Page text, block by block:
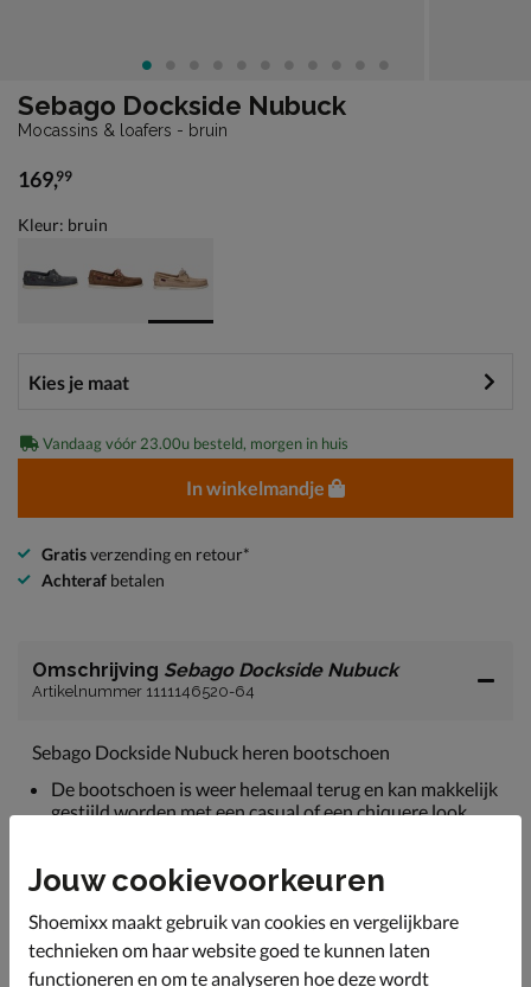
Sebago Dockside Nubuck
Mocassins & loafers - bruin
€ 169,99
169,99
Kleur: bruin
Vandaag vóór 23.00u besteld, morgen in huis
In winkelmandje
Gratisverzending en retour*
Achteraf betalen
Omschrijving Sebago Dockside Nubuck
Artikelnummer 1111146520-64
Sebago Dockside Nubuck heren bootschoen
De bootschoen is weer helemaal terug en kan makkelijk
gestijld worden met een casual of een chiquere look.
met dragen naar de voet en neemt de ideale pasvorm
aan.
Gevoerd met suède. Deze leersoort heeft een goed
ademend vermogen en is hierdoor bevorderend voor
het voetklimaat.
Jouw cookievoorkeuren
Shoemixx maakt gebruik van cookies en vergelijkbare
technieken om haar website goed te kunnen laten
functioneren en om te analyseren hoe deze wordt